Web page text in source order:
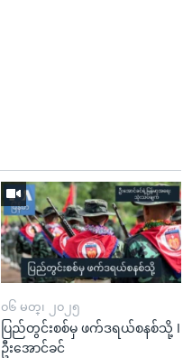
၀၆ မတ္၊ ၂၀၂၅
ပြည်တွင်းစစ်မှ ဖက်ဒရယ်စနစ်သို့ I
ဦးအောင်ခင်